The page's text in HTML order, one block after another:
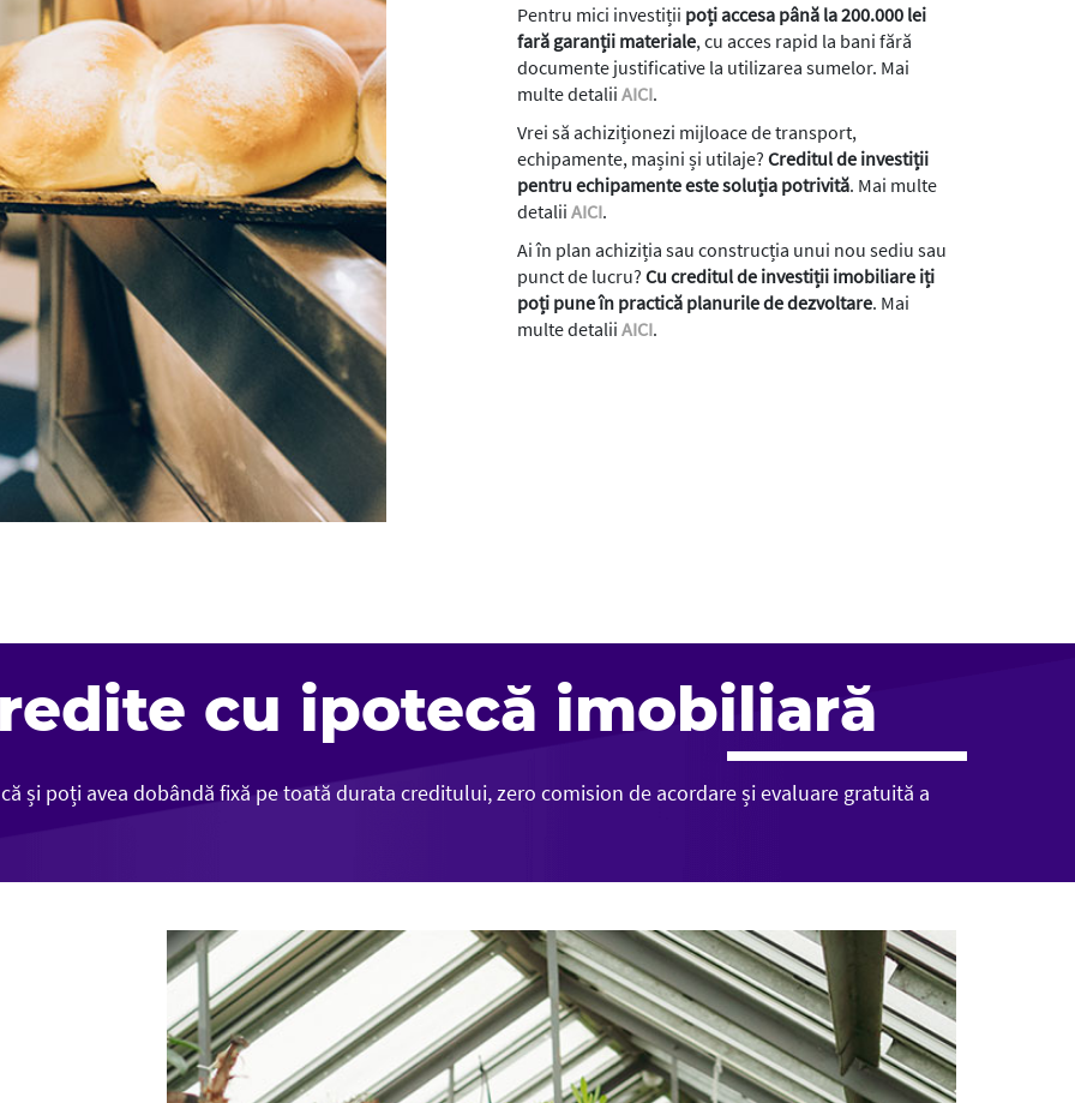
Pentru mici investiții poți accesa până la 200.000 lei
fară garanții materiale, cu acces rapid la bani fără
documente justificative la utilizarea sumelor. Mai
multe detalii AICI.
Vrei să achiziționezi mijloace de transport,
echipamente, mașini și utilaje? Creditul de investiții
pentru echipamente este soluția potrivită. Mai multe
detalii AICI.
Ai în plan achiziția sau construcția unui nou sediu sau
punct de lucru? Cu creditul de investiții imobiliare iți
poți pune în practică planurile de dezvoltare. Mai
multe detalii AICI.
cu ipotecă imobiliară
și poți avea dobândă fixă pe toată durata creditului, zero comision de acordare și evaluare gratuită a